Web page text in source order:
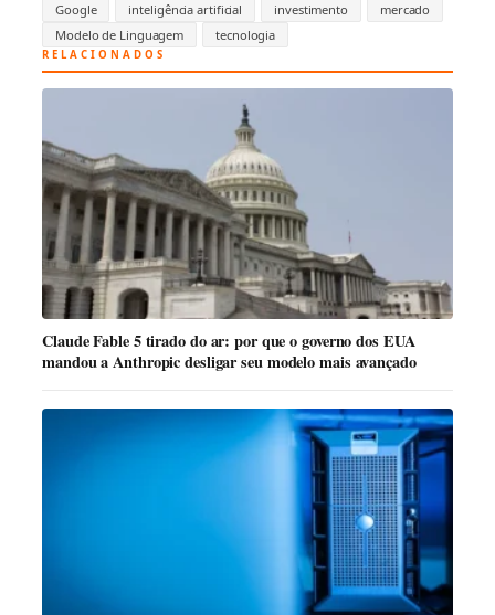
Google
inteligência artificial investimento
mercado
Modelo de Linguagem
tecnologia
RELACIONADOS
Claude Fable 5 tirado do ar: por que o governo dos EUA
mandou a Anthropic desligar seu modelo mais avançado